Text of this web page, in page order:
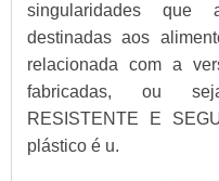
singularidades que
destinadas aos
relacionada com a
fabricadas, ou
RESISTENTE E
plástico é u.